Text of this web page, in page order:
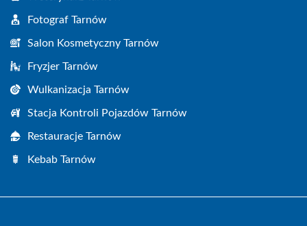
Fotograf Tarnów
Salon Kosmetyczny Tarnów
Fryzjer Tarnów
Wulkanizacja Tarnów
Stacja Kontroli Pojazdów Tarnów
Restauracje Tarnów
Kebab Tarnów